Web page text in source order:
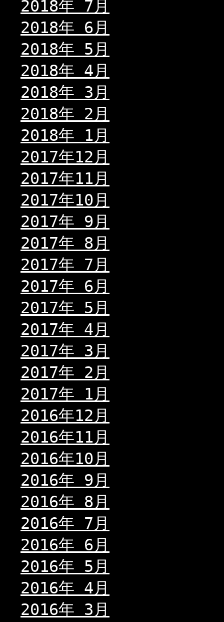
2018年 7月
2018年 6月
2018年 5月
2018年 4月
2018年 3月
2018年 2月
2018年 1月
2017年12月
2017年11月
2017年10月
2017年 9月
2017年 8月
2017年 7月
2017年 6月
2017年 5月
2017年 4月
2017年 3月
2017年 2月
2017年 1月
2016年12月
2016年11月
2016年10月
2016年 9月
2016年 8月
2016年 7月
2016年 6月
2016年 5月
2016年 4月
2016年 3月